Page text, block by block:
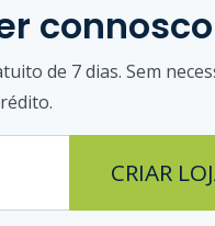
de 7 dias. Sem
CRIAR